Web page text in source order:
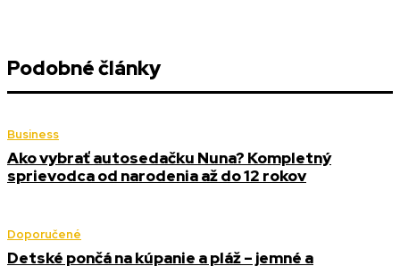
Podobné články
Business
Ako vybrať autosedačku Nuna? Kompletný
sprievodca od narodenia až do 12 rokov
Doporučené
Detské pončá na kúpanie a pláž – jemné a